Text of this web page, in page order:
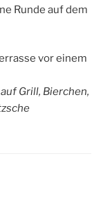
Runde auf dem
Grill, Bierchen,